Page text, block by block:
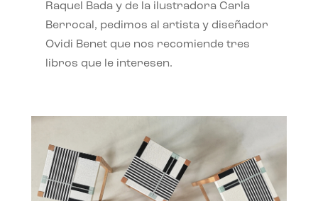
Raquel Bada y de la ilustradora Carla
Berrocal, pedimos al artista y diseñador
Ovidi Benet que nos recomiende tres
libros que le interesen.